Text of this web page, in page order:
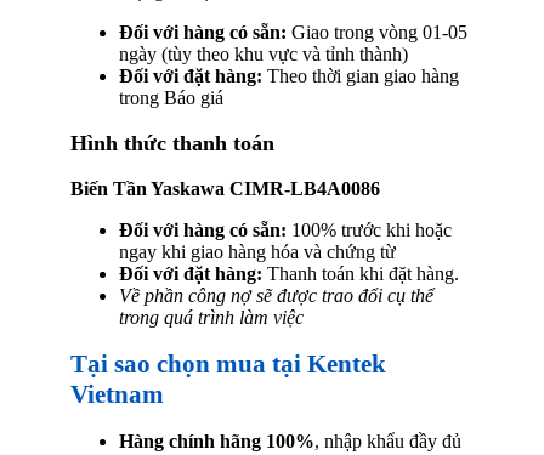
Đối với hàng có sẵn: Giao trong vòng 01-05
ngày (tùy theo khu vực và tỉnh thành)
Đối với đặt hàng: Theo thời gian giao hàng
trong Báo giá
Hình thức thanh toán
Biến Tần Yaskawa CIMR-LB4A0086
Đối với hàng có sẵn: 100% trước khi hoặc
ngay khi giao hàng hóa và chứng từ
Đối với đặt hàng: Thanh toán khi đặt hàng.
Về phần công nợ sẽ được trao đổi cụ thể
trong quá trình làm việc
Tại sao chọn mua tại Kentek
Vietnam
Hàng chính hãng 100%, nhập khẩu đầy đủ